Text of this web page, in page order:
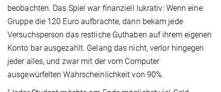
beobachten. Das Spiel war finanziell lukrativ: Wenn eine
Gruppe die 120 Euro aufbrachte, dann bekam jede
Versuchsperson das restliche Guthaben auf ihrem eigenen
Konto bar ausgezahlt. Gelang das nicht, verlor hingegen
jeder alles, und zwar mit der vom Computer
ausgewürfelten Wahrscheinlichkeit von 90%.